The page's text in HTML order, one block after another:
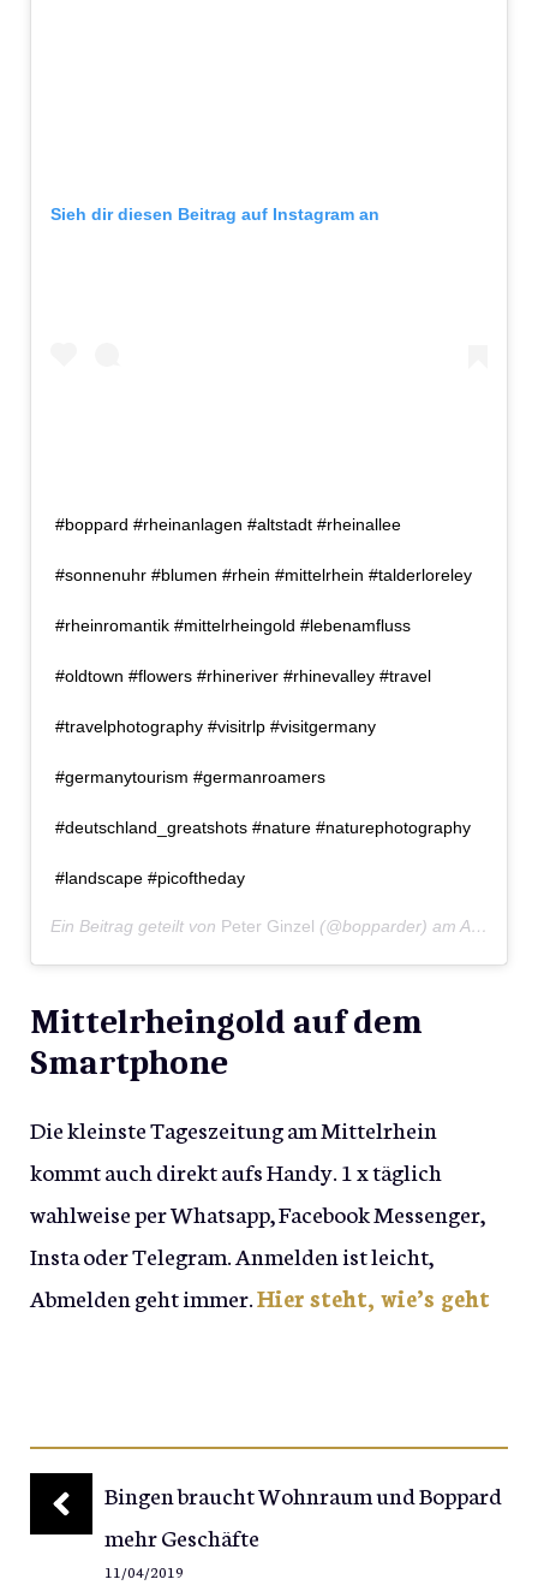
Sieh dir diesen Beitrag auf Instagram an
#boppard #rheinanlagen #altstadt #rheinallee
#sonnenuhr #blumen #rhein #mittelrhein #talderloreley
#rheinromantik #mittelrheingold #lebenamfluss
#oldtown #flowers #rhineriver #rhinevalley #travel
#travelphotography #visitrlp #visitgermany
#germanytourism #germanroamers
#deutschland_greatshots #nature #naturephotography
#landscape #picoftheday
Ein Beitrag geteilt von Peter Ginzel (@bopparder) am Apr 10, 2019 um 9:23 PDT
Mittelrheingold auf dem
Smartphone
Die kleinste Tageszeitung am Mittelrhein
kommt auch direkt aufs Handy. 1 x täglich
wahlweise per Whatsapp, Facebook Messenger,
Insta oder Telegram. Anmelden ist leicht,
Abmelden geht immer.Hier steht, wie’s geht
Bingen braucht Wohnraum und Boppard
mehr Geschäfte
11/04/2019